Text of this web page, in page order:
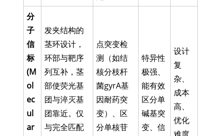
分
子
信
标
(M
ol
ec
ul
ar
发夹结构的
茎环设计，
环部与靶序
列互补，茎
部使荧光基
团与淬灭基
团靠近。仅
与完全匹配
点突变检
测（如结
核分枝杆
菌gyrA基
因耐药突
变）、区
分单核苷
特异性
极强、
能有效
区分单
碱基突
变、信
设计
复
杂、
成本
高、
优化